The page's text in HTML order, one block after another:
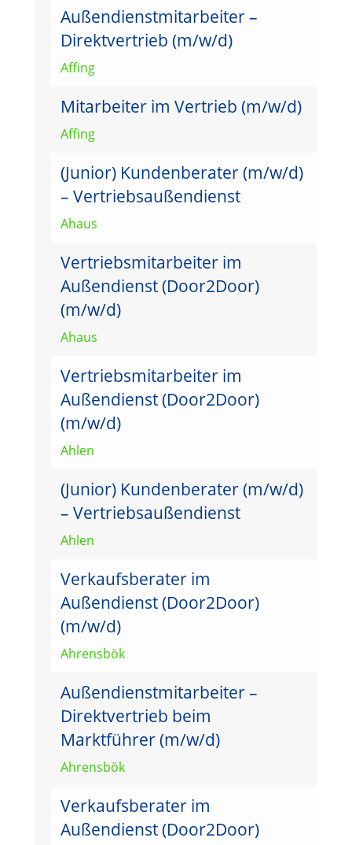
Außendienstmitarbeiter –
Direktvertrieb (m/w/d)
Affing
Mitarbeiter im Vertrieb (m/w/d)
Affing
(Junior) Kundenberater (m/w/d)
– Vertriebsaußendienst
Ahaus
Vertriebsmitarbeiter im
Außendienst (Door2Door)
(m/w/d)
Ahaus
Vertriebsmitarbeiter im
Außendienst (Door2Door)
(m/w/d)
Ahlen
(Junior) Kundenberater (m/w/d)
– Vertriebsaußendienst
Ahlen
Verkaufsberater im
Außendienst (Door2Door)
(m/w/d)
Ahrensbök
Außendienstmitarbeiter –
Direktvertrieb beim
Marktführer (m/w/d)
Ahrensbök
Verkaufsberater im
Außendienst (Door2Door)